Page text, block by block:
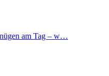
am Tag – w…